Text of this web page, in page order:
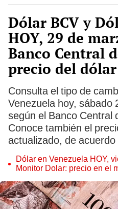
Dólar BCV y
HOY, 29 de
Banco Central
precio del dólar
Consulta el tipo de
Venezuela hoy, sábado
según el Banco Central
Conoce también el
actualizado, de
Dólar en Venezuela HOY,
Monitor Dolar: precio en el